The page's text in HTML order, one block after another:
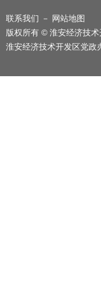
联系我们 －
网站地图
版权所有 © 淮安经济技
淮安经济技术开发区党